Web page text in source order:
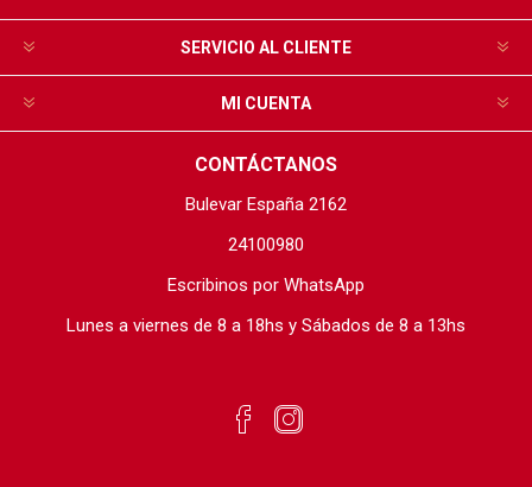
SERVICIO AL CLIENTE
MI CUENTA
CONTÁCTANOS
Bulevar España 2162
24100980
Escribinos por WhatsApp
Lunes a viernes de 8 a 18hs y Sábados de 8 a 13hs